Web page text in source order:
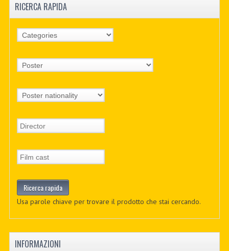
RICERCA RAPIDA
Usa parole chiave per trovare il prodotto che stai cercando.
INFORMAZIONI